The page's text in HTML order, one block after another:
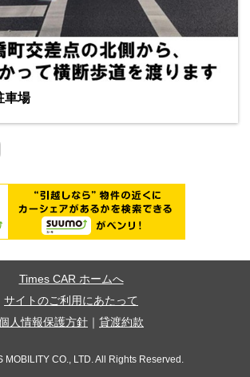
車場
Times CAR ホームへ
サイトのご利用にあたって
人情報保護方針
貸渡約款
MOBILITY CO., LTD. All Rights Reserved.